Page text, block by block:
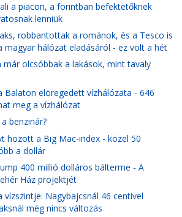
a piacon, a forintban befektetőknek
lenniük
robbantottak a románok, és a Tesco is
magyar hálózat eladásáról - ez volt a hét
már olcsóbbak a lakások, mint tavaly
Balaton elöregedett vízhálózata - 646
meg a vízhálózat
benzinár?
hozott a Big Mac-index - közel 50
a dollár
400 millió dolláros bálterme - A
Ház projektjét
vízszintje: Nagybajcsnál 46 centivel
még nincs változás